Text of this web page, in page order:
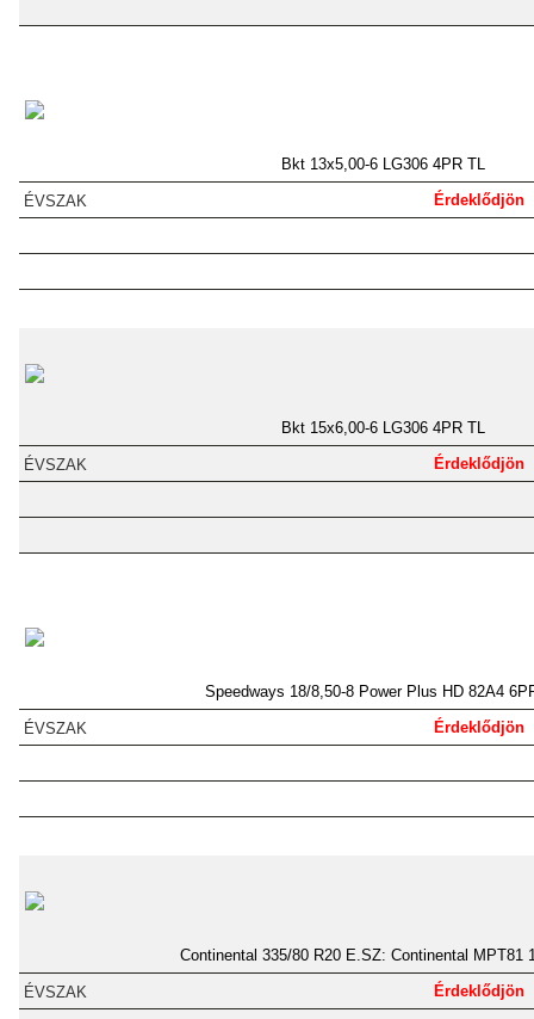
Bkt 13x5,00-6 LG306 4PR TL
Érdeklődjön
Bkt 15x6,00-6 LG306 4PR TL
Érdeklődjön
Speedways 18/8,50-8 Power Plus HD 82A4
Érdeklődjön
Continental 335/80 R20 E.SZ: Continental MPT81
Érdeklődjön